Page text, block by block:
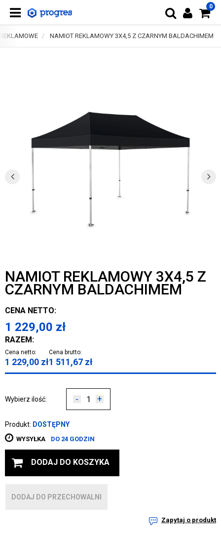
0
NAMIOT REKLAMOWY 3X4,5 Z CZARNYM BALDACHIMEM
NAMIOT REKLAMOWY 3X4,5 Z
CZARNYM BALDACHIMEM
CENA NETTO:
1 229,00 zł
RAZEM:
Cena netto:
1 229,00 zł
Cena brutto:
1 511,67 zł
Wybierz ilość: - +
Produkt: DOSTĘPNY
WYSYŁKA DO 24 GODZIN
DODAJ DO KOSZYKA
DODAJ DO PRZECHOWALNI
Zapytaj o produkt